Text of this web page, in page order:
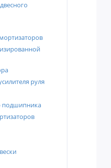
руля
подшипника